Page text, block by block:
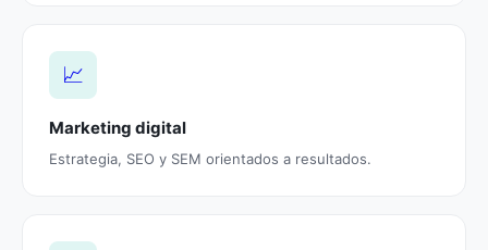
📈
Marketing digital
Estrategia, SEO y SEM orientados a resultados.